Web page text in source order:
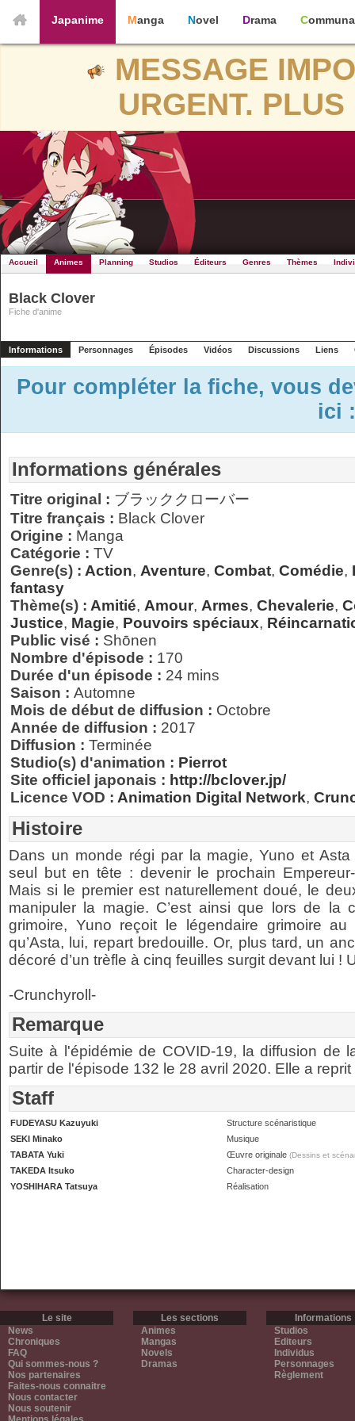
Japanime Manga Novel Drama
MESSAGE
URGENT.
Accueil Animes Planning Studios Éditeurs Genres Thèmes
Black Clover
Fiche d'anime
Informations Personnages Épisodes Vidéos Discussions Liens
Pour compléter la fiche, vous
ici
Informations générales
Titre original : ブラッククローバー
Titre français : Black Clover
Origine : Manga
Catégorie : TV
Genre(s) : Action, Aventure, Combat, Comédie,
fantasy
Thème(s) : Amitié, Amour, Armes, Chevalerie,
Justice, Magie, Pouvoirs spéciaux,
Public visé : Shōnen
Nombre d'épisode : 170
Durée d'un épisode : 24 mins
Saison : Automne
Mois de début de diffusion : Octobre
Année de diffusion : 2017
Diffusion : Terminée
Studio(s) d'animation : Pierrot
Site officiel japonais : http://bclover.jp/
Licence VOD : Animation Digital Network,
Histoire
Dans un monde régi par la magie, Yuno et
seul but en tête : devenir le prochain
Mais si le premier est naturellement doué, le
manipuler la magie. C’est ainsi que lors de la
grimoire, Yuno reçoit le légendaire grimoire
qu’Asta, lui, repart bredouille. Or, plus tard, un
décoré d’un trèfle à cinq feuilles surgit devant lui !
-Crunchyroll-
Remarque
Suite à l'épidémie de COVID-19, la diffusion de
partir de l'épisode 132 le 28 avril 2020. Elle a
Staff
FUDEYASU Kazuyuki
Structure scénaristique
SEKI Minako
Musique
TABATA Yuki
Œuvre originale (Dessins et
TAKEDA Itsuko
Character-design
YOSHIHARA Tatsuya
Réalisation
Le site
News
Chroniques
FAQ
Qui sommes-nous ?
Nos partenaires
Faites-nous connaitre
Nous contacter
Nous soutenir
Les sections
Animes
Mangas
Novels
Dramas
Informations
Studios
Editeurs
Individus
Personnages
Règlement